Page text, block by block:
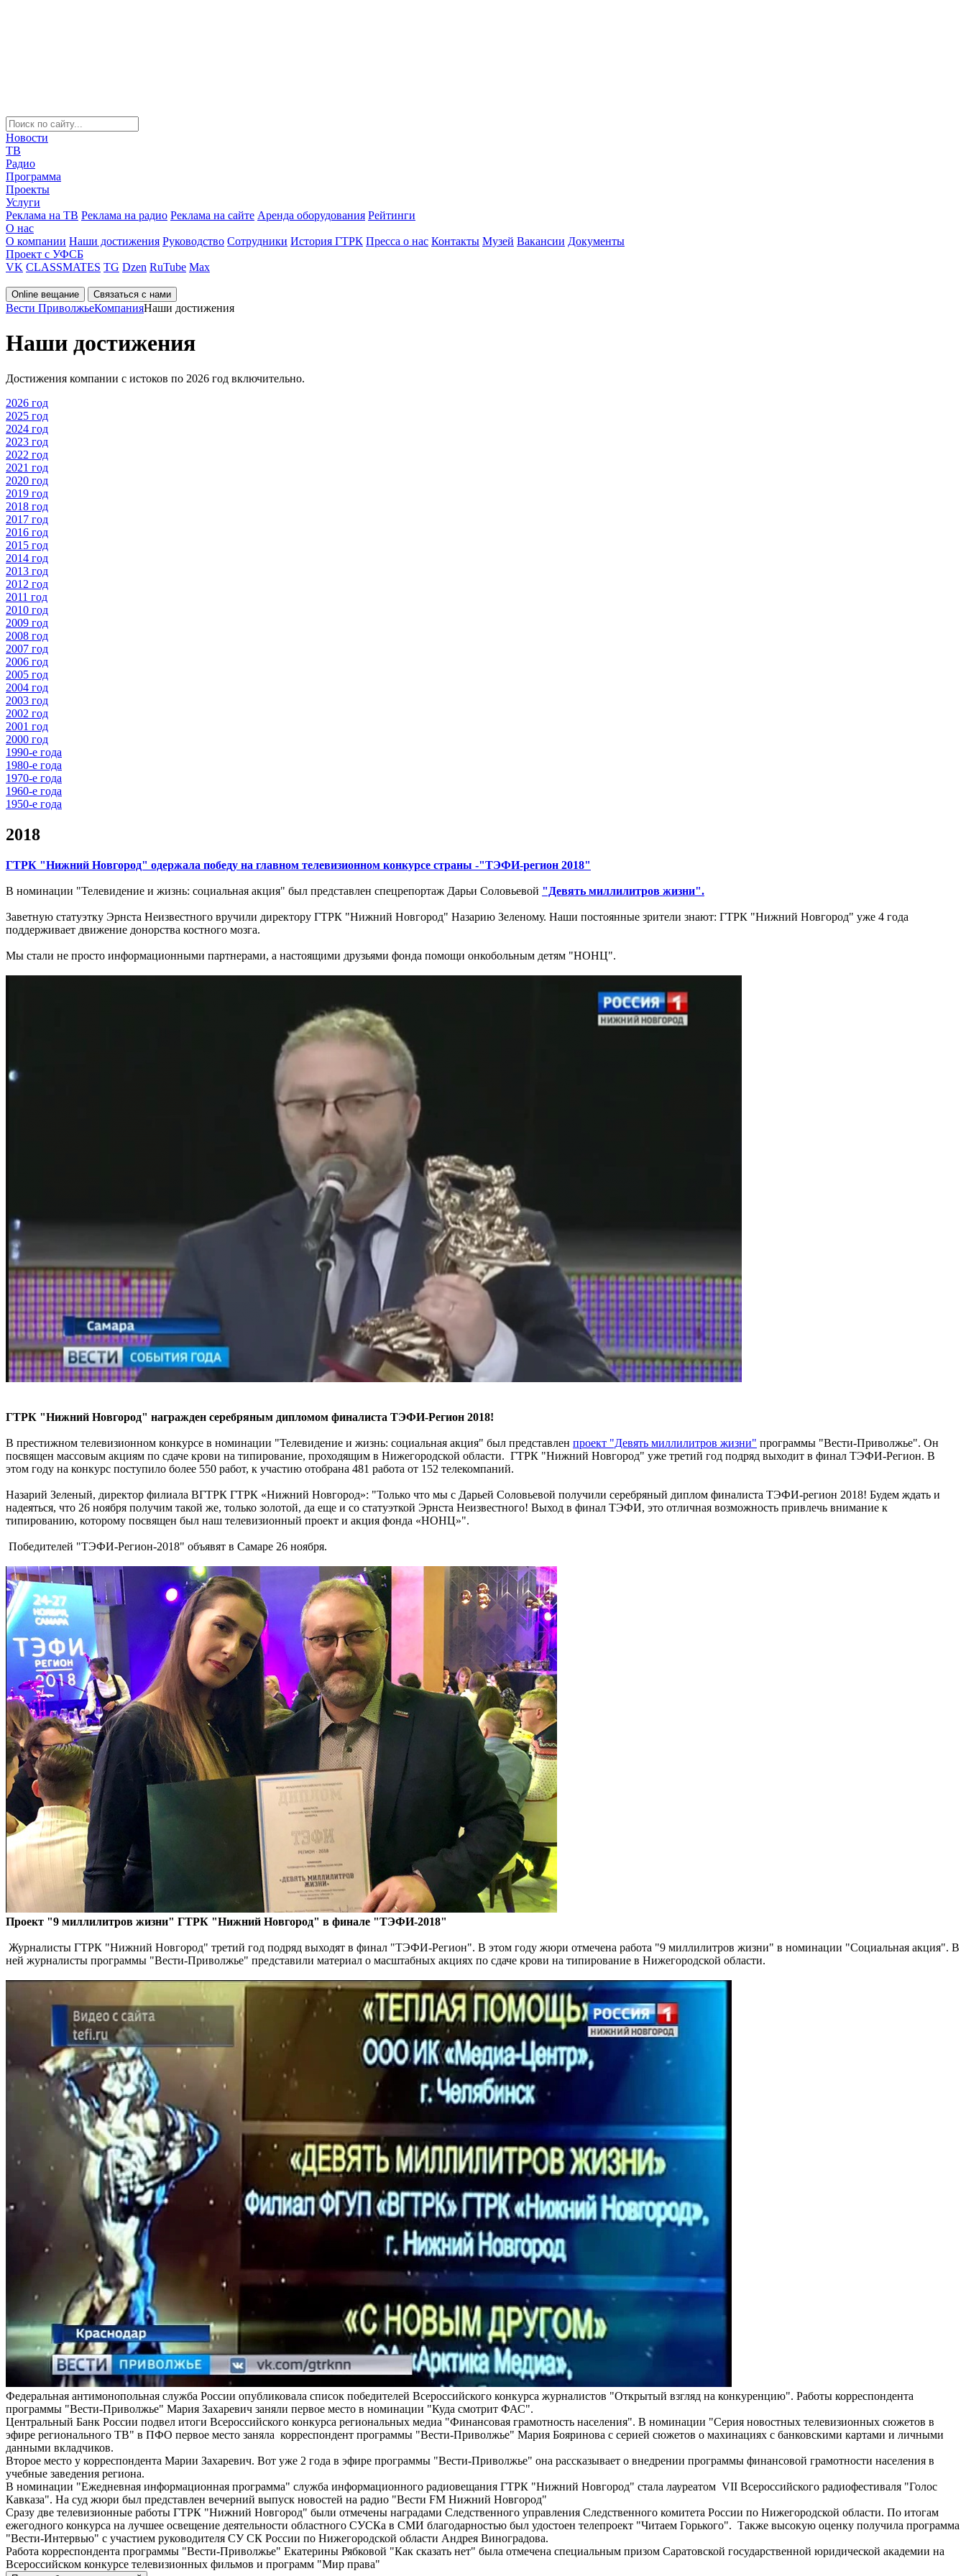
Новости
ТВ
Радио
Программа
Проекты
Услуги
Реклама на ТВ Реклама на радио Реклама на сайте Аренда оборудования Рейтинги
О нас
О компании Наши достижения Руководство Сотрудники История ГТРК Пресса о нас Контакты Музей Вакансии Документы
Проект с УФСБ
VK CLASSMATES TG Dzen RuTube Max
Online вещание Связаться с нами
Вести ПриволжьеКомпанияНаши достижения
Наши достижения
Достижения компании с истоков по 2026 год включительно.
2026 год
2025 год
2024 год
2023 год
2022 год
2021 год
2020 год
2019 год
2018 год
2017 год
2016 год
2015 год
2014 год
2013 год
2012 год
2011 год
2010 год
2009 год
2008 год
2007 год
2006 год
2005 год
2004 год
2003 год
2002 год
2001 год
2000 год
1990-е года
1980-е года
1970-е года
1960-е года
1950-е года
2018
ГТРК "Нижний Новгород" одержала победу на главном телевизионном конкурсе страны -"ТЭФИ-регион 2018"
В номинации "Телевидение и жизнь: социальная акция" был представлен спецрепортаж Дарьи Соловьевой "Девять миллилитров жизни".
Заветную статуэтку Эрнста Неизвестного вручили директору ГТРК "Нижний Новгород" Назарию Зеленому. Наши постоянные зрители знают: ГТРК "Нижний Новгород" уже 4 года
поддерживает движение донорства костного мозга.
Мы стали не просто информационными партнерами, а настоящими друзьями фонда помощи онкобольным детям "НОНЦ".
ГТРК "Нижний Новгород" награжден серебряным дипломом финалиста ТЭФИ-Регион 2018!
В престижном телевизионном конкурсе в номинации "Телевидение и жизнь: социальная акция" был представлен проект "Девять миллилитров жизни" программы "Вести-Приволжье". Он
посвящен массовым акциям по сдаче крови на типирование, проходящим в Нижегородской области. ГТРК "Нижний Новгород" уже третий год подряд выходит в финал ТЭФИ-Регион. В
этом году на конкурс поступило более 550 работ, к участию отобрана 481 работа от 152 телекомпаний.
Назарий Зеленый, директор филиала ВГТРК ГТРК «Нижний Новгород»: "Только что мы с Дарьей Соловьевой получили серебряный диплом финалиста ТЭФИ-регион 2018! Будем ждать и
надеяться, что 26 ноября получим такой же, только золотой, да еще и со статуэткой Эрнста Неизвестного! Выход в финал ТЭФИ, это отличная возможность привлечь внимание к
типированию, которому посвящен был наш телевизионный проект и акция фонда «НОНЦ»".
Победителей "ТЭФИ-Регион-2018" объявят в Самаре 26 ноября.
Проект "9 миллилитров жизни" ГТРК "Нижний Новгород" в финале "ТЭФИ-2018"
Журналисты ГТРК "Нижний Новгород" третий год подряд выходят в финал "ТЭФИ-Регион". В этом году жюри отмечена работа "9 миллилитров жизни" в номинации "Социальная акция". В
ней журналисты программы "Вести-Приволжье" представили материал о масштабных акциях по сдаче крови на типирование в Нижегородской области.
Федеральная антимонопольная служба России опубликовала список победителей Всероссийского конкурса журналистов "Открытый взгляд на конкуренцию". Работы корреспондента
программы "Вести-Приволжье" Мария Захаревич заняли первое место в номинации "Куда смотрит ФАС".
Центральный Банк России подвел итоги Всероссийского конкурса региональных медиа "Финансовая грамотность населения". В номинации "Серия новостных телевизионных сюжетов в
эфире регионального ТВ" в ПФО первое место заняла корреспондент программы "Вести-Приволжье" Мария Бояринова с серией сюжетов о махинациях с банковскими картами и личными
данными вкладчиков.
Второе место у корреспондента Марии Захаревич. Вот уже 2 года в эфире программы "Вести-Приволжье" она рассказывает о внедрении программы финансовой грамотности населения в
учебные заведения региона.
В номинации "Ежедневная информационная программа" служба информационного радиовещания ГТРК "Нижний Новгород" стала лауреатом VII Всероссийского радиофестиваля "Голос
Кавказа". На суд жюри был представлен вечерний выпуск новостей на радио "Вести FM Нижний Новгород"
Сразу две телевизионные работы ГТРК "Нижний Новгород" были отмечены наградами Следственного управления Следственного комитета России по Нижегородской области. По итогам
ежегодного конкурса на лучшее освещение деятельности областного СУСКа в СМИ благодарностью был удостоен телепроект "Читаем Горького". Также высокую оценку получила программа
"Вести-Интервью" с участием руководителя СУ СК России по Нижегородской области Андрея Виноградова.
Работа корреспондента программы "Вести-Приволжье" Екатерины Рябковой "Как сказать нет" была отмечена специальным призом Саратовской государственной юридической академии на
Всероссийском конкурсе телевизионных фильмов и программ "Мир права"